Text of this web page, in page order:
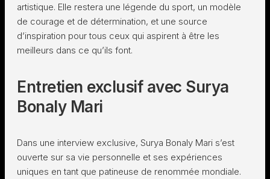
artistique. Elle restera une légende du sport, un modèle
de courage et de détermination, et une source
d’inspiration pour tous ceux qui aspirent à être les
meilleurs dans ce qu’ils font.
Entretien exclusif avec Surya
Bonaly Mari
Dans une interview exclusive, Surya Bonaly Mari s’est
ouverte sur sa vie personnelle et ses expériences
uniques en tant que patineuse de renommée mondiale.